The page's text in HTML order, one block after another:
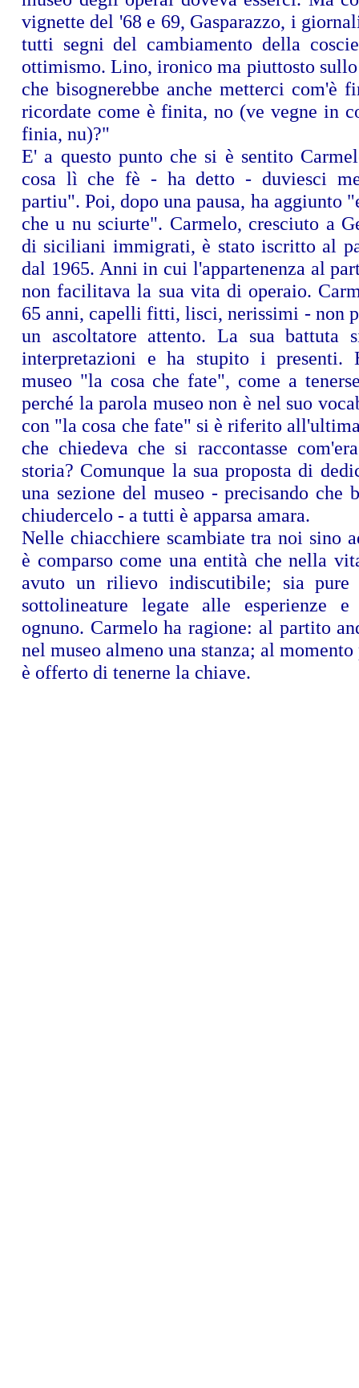
vignette del '68 e 69, Gasparazzo, i
tutti segni del cambiamento della
ottimismo. Lino, ironico ma piuttosto sullo
che bisognerebbe anche metterci com'è
ricordate come è finita, no (ve vegne in
finia, nu)?"
E' a questo punto che si è sentito
cosa lì che fè - ha detto - duviesci
partiu". Poi, dopo una pausa, ha aggiunto
che u nu sciurte". Carmelo, cresciuto a
di siciliani immigrati, è stato iscritto al
dal 1965. Anni in cui l'appartenenza al
non facilitava la sua vita di operaio.
65 anni, capelli fitti, lisci, nerissimi - non
un ascoltatore attento. La sua battuta
interpretazioni e ha stupito i presenti.
museo "la cosa che fate", come a
perché la parola museo non è nel suo
con "la cosa che fate" si è riferito
che chiedeva che si raccontasse
storia? Comunque la sua proposta di
una sezione del museo - precisando che
chiudercelo - a tutti è apparsa amara.
Nelle chiacchiere scambiate tra noi sino
è comparso come una entità che nella
avuto un rilievo indiscutibile; sia pure
sottolineature legate alle esperienze
ognuno. Carmelo ha ragione: al partito
nel museo almeno una stanza; al momento
è offerto di tenerne la chiave.